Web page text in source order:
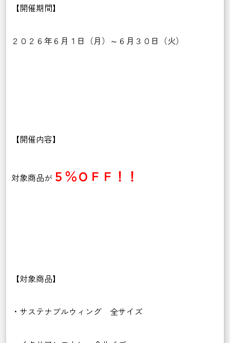
【開催期間】
２０２６年６月１日（月）～６月３０日（火）
【開催内容】
対象商品が ５％ＯＦＦ！！
【対象商品】
・サステナブルウィング 全サイズ